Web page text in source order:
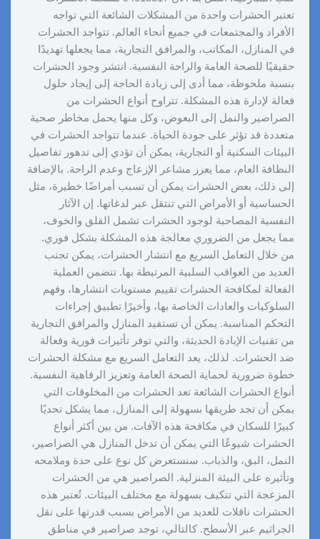
تعتبر الحشرات واحدة من المشكلات الشائعة التي تواجه
الأفراد والمجتمعات في جميع أنحاء العالم. تتواجد الحشرات
في المنازل، المكاتب، والمرافق التجارية، مما يجعلها تهديدًا
حقيقيًا للصحة العامة والراحة النفسية. انتشر وجود الحشرات
بنسبة ملحوظة، مما أدى إلى زيادة الحاجة إلى إيجاد حلول
فعالة لإدارة هذه المشكلة. تتراوح أنواع الحشرات من
الصراصير والنمل إلى البعوض، وكل منها يحمل مخاطر صحية
متعددة قد تؤثر على جودة الحياة. عندما تتواجد الحشرات في
البيئات السكنية أو التجارية، يمكن أن تؤدي إلى تدهور تفاصيل
النظافة العام، مما يعزز مشاعر الإزعاج وعدم الراحة. بالإضافة
إلى ذلك، بعض الحشرات يمكن أن تسبب أمراضًا خطيرة، مثل
الحساسية أو الأمراض التي تنتقل عبر لدغاتها. إن الآثار
النفسية المصاحبة لوجود الحشرات تشمل القلق والخوف،
مما يجعل من الضروري معالجة هذه المشكلة بشكل فوري.
من خلال التعامل السريع مع انتشار الحشرات، يمكن تجنب
العديد من العواقب السلبية المرتبطة بها. تتضمن العملية
الفعالة لمكافحة الحشرات تقييم مستويات انتشارها، وفهم
السلوكيات والعادات الخاصة بها، وأخيرًا تطبيق إجراءات
التحكم المناسبة. يمكن أن تستفيد المنازل والمرافق التجارية
من تقنيات الإبادة الحديثة، والتي توفر تأثيرات فورية وفعالة
ضد الحشرات. لذلك، يعد التعامل السريع مع مشكلة الحشرات
خطوة ضرورية لحماية الصحة العامة وتعزيز الرفاهية النفسية.
أنواع الحشرات الشائعة تعد الحشرات من المخلوقات التي
يمكن أن تجد طريقها بسهولة إلى المنازل، مما يشكل تحديًا
كبيرًا للسكان في مكافحة هذه الآفات. من بين أكثر أنواع
الحشرات شيوعًا التي يمكن أن تدخل المنازل هي الصراصير،
النمل، البق، والذباب. سنستعرض كل نوع على حدة وملامحه
وتأثيره على البيئة المنزلية. الصراصير هي من الحشرات
المزعجة التي تتكيف بسهولة مع مختلف البيئات. تُعتبر هذه
الحشرات ناقلات للعديد من الأمراض بسبب قدرتها على نقل
الجراثيم عبر الأسطح. كالتالي، توجد صراصير في مناطق